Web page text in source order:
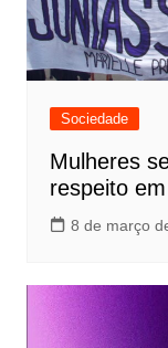
Sociedade
Mulheres
respeito
8 de março